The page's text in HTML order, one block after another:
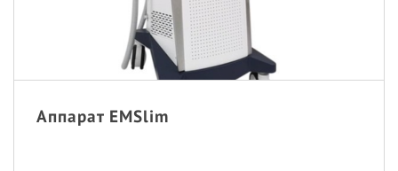
Аппарат EMSlim